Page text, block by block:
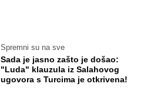
Spremni su na sve
Sada je jasno zašto je došao:
"Luda" klauzula iz Salahovog
ugovora s Turcima je otkrivena!